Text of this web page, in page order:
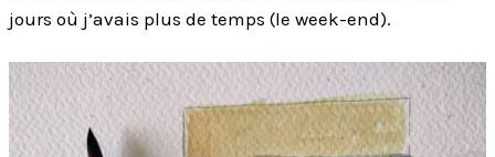
jours où j’avais plus de temps (le week-end).